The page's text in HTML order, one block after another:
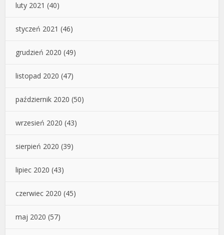
luty 2021 (40)
styczeń 2021 (46)
grudzień 2020 (49)
listopad 2020 (47)
październik 2020 (50)
wrzesień 2020 (43)
sierpień 2020 (39)
lipiec 2020 (43)
czerwiec 2020 (45)
maj 2020 (57)